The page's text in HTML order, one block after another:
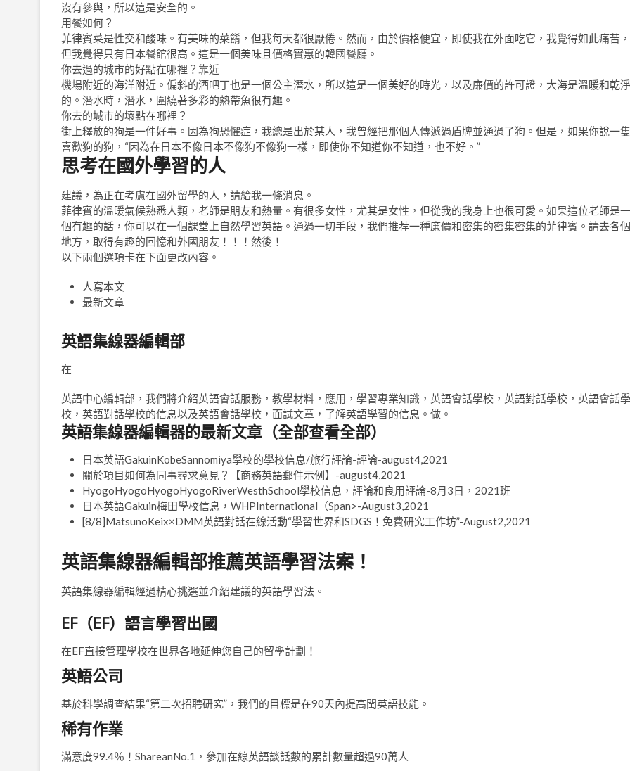
沒有參與，所以這是安全的。
用餐如何？
菲律賓菜是性交和酸味。有美味的菜餚，但我每天都很厭倦。然而，由於價格便宜，即使我在外面吃它，我覺得如此痛苦，
但我覺得只有日本餐館很高。這是一個美味且價格實惠的韓國餐廳。
你去過的城市的好點在哪裡？靠近
機場附近的海洋附近。偏斜的酒吧丁也是一個公主潛水，所以這是一個美好的時光，以及廉價的許可證，大海是溫暖和乾淨
的。潛水時，潛水，圍繞著多彩的熱帶魚很有趣。
你去的城市的壞點在哪裡？
街上釋放的狗是一件好事。因為狗恐懼症，我總是出於某人，我曾經把那個人傳遞過盾牌並通過了狗。但是，如果你說一隻
喜歡狗的狗，“因為在日本不像日本不像狗不像狗一樣，即使你不知道你不知道，也不好。”
思考在國外學習的人
建議，為正在考慮在國外留學的人，請給我一條消息。
菲律賓的溫暖氣候熟悉人類，老師是朋友和熱量。有很多女性，尤其是女性，但從我的我身上也很可愛。如果這位老師是一
個有趣的話，你可以在一個課堂上自然學習英語。通過一切手段，我們推荐一種廉價和密集的密集密集的菲律賓。請去各個
地方，取得有趣的回憶和外國朋友！！！然後！
以下兩個選項卡在下面更改內容。
人寫本文
最新文章
英語集線器編輯部
在
英語中心編輯部，我們將介紹英語會話服務，教學材料，應用，學習專業知識，英語會話學校，英語對話學校，英語會話學
校，英語對話學校的信息以及英語會話學校，面試文章，了解英語學習的信息。做。
英語集線器編輯器的最新文章（全部查看全部）
日本英語GakuinKobeSannomiya學校的學校信息/旅行評論-評論-august4,2021
關於項目如何為同事尋求意見？【商務英語郵件示例】-august4,2021
HyogoHyogoHyogoHyogoRiverWesthSchool學校信息，評論和良用評論-8月3日，2021班
日本英語Gakuin梅田學校信息，WHPInternational（Span>-August3,2021
[8/8]MatsunoKeix×DMM英語對話在線活動“學習世界和SDGS！免費研究工作坊”-August2,2021
英語集線器編輯部推薦英語學習法案！
英語集線器編輯經過精心挑選並介紹建議的英語學習法。
EF（EF）語言學習出國
在EF直接管理學校在世界各地延伸您自己的留學計劃！
英語公司
基於科學調查結果“第二次招聘研究”，我們的目標是在90天內提高閏英語技能。
稀有作業
滿意度99.4％！ShareanNo.1，參加在線英語談話數的累計數量超過90萬人